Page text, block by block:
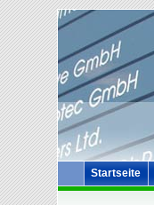
Startseite